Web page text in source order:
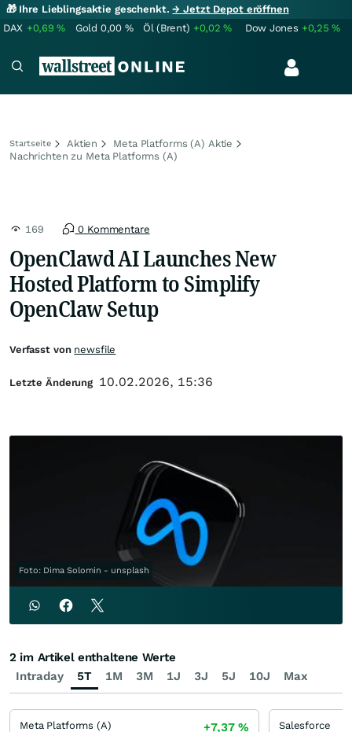
🎁 Ihre Lieblingsaktie geschenkt.→ Jetzt Depot eröffnen
DAX +0,69% Gold 0,00 % Öl (Brent) +0,02% Dow Jones +0,25%
Startseite Aktien
Meta Platforms (A) Aktie
Nachrichten zu Meta Platforms (A)
169 0 Kommentare
OpenClawd AI Launches New
Hosted Platform to Simplify
OpenClaw Setup
Foto: Dima Solomin - unsplash
Verfasst von newsfile
Letzte Änderung 10.02.2026, 15:36
Intraday 5T 1M 3M 1J 3J 5J 10J Max
2 im Artikel enthaltene Werte
Meta Platforms (A)
+7,37%
Salesforce